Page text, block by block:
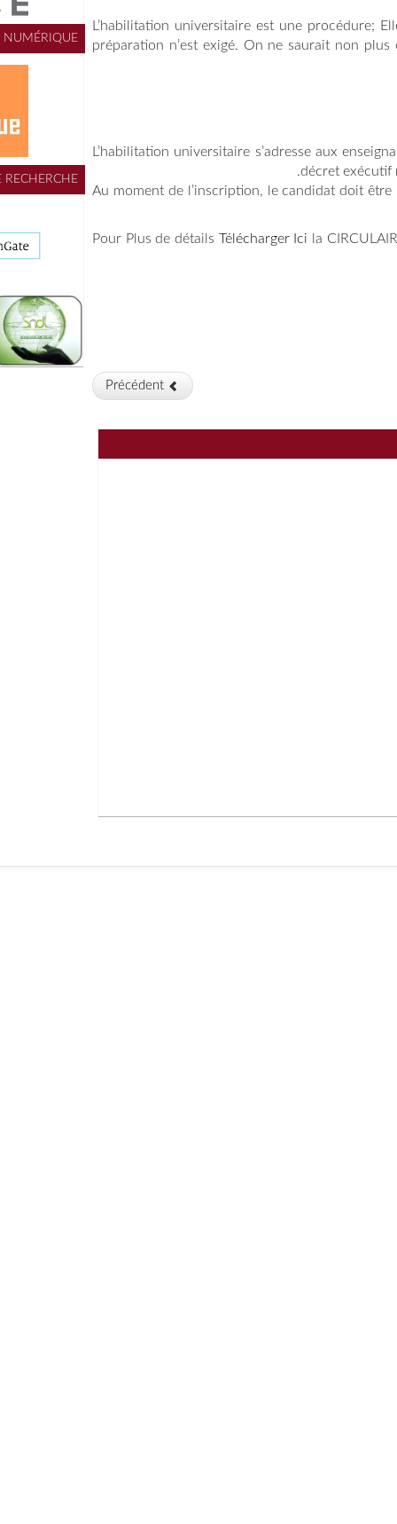
Au
Pour Plus
ESPACE NUMÉRIQUE
ESPACE RECHERCHE